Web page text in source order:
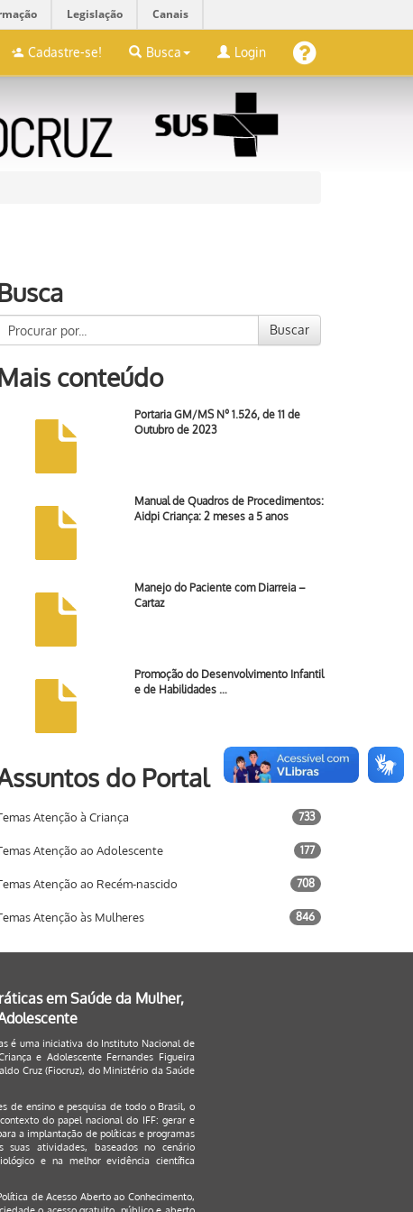
Legislação Canais
Cadastre-se! Busca Login
Buscar
conteúdo
Portaria GM/MS Nº 1.526, de 11 de
Outubro de 2023
Manual de Quadros de Procedimentos:
Aidpi Criança: 2 meses a 5 anos
Manejo do Paciente com Diarreia –
Cartaz
Promoção do Desenvolvimento Infantil
e de Habilidades …
do Portal
Atenção à Criança 733
Atenção ao Adolescente 177
Atenção ao Recém-nascido 708
Atenção às Mulheres 846
em Saúde da Mulher,
é uma iniciativa do Instituto Nacional de
e Adolescente Fernandes Figueira
Cruz (Fiocruz), do Ministério da Saúde
de ensino e pesquisa de todo o Brasil, o
do papel nacional do IFF: gerar e
a implantação de políticas e programas
suas atividades, baseados no cenário
e na melhor evidência científica
de Acesso Aberto ao Conhecimento,